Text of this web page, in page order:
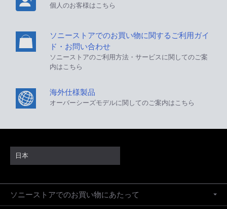
個人のお客様はこちら
ソニーストアでのお買い物に関するご利用ガイ
ド・お問い合わせ
ソニーストアのご利用方法・サービスに関してのご案
内はこちら
海外仕様製品
オーバーシーズモデルに関してのご案内はこちら
日本
ソニーストアでのお買い物にあたって